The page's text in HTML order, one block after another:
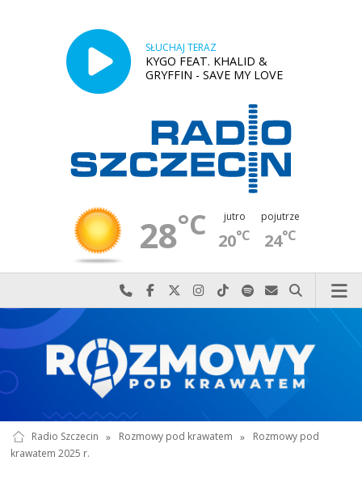
SŁUCHAJ TERAZ
KYGO FEAT. KHALID &
GRYFFIN - SAVE MY LOVE
28°C jutro
20°C
pojutrze
24°C
Najlepiej po prostu do nas zadzwoń
Odwiedź nas na Facebook-u
Odwiedź nas na X
Odwiedź nas na Instagram-ie
Odwiedź nas na TikTok-u
Szukaj nas na Spotify
Wyślij do nas
Szukaj
Radio Szczecin » Rozmowy pod krawatem »
Rozmowy pod
krawatem 2025 r.